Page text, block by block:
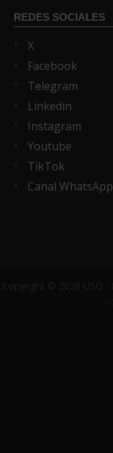
REDES SOCIALES
X
Facebook
Telegram
Linkedin
Instagram
Youtube
TikTok
Canal WhatsApp
Copyright © 2026 USO ·